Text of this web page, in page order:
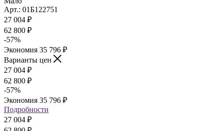
Арт.: 01Б122751
27 004 ₽
62 800 ₽
-57%
Экономия 35 796 ₽
Варианты цен
27 004 ₽
62 800 ₽
-57%
Экономия 35 796 ₽
Подробности
27 004 ₽